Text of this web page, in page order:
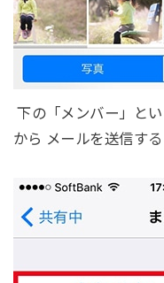
下の「メンバー」と
から メールを送信する